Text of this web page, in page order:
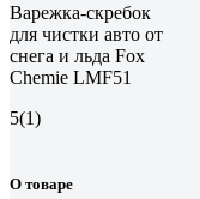
Варежка-скребок
для чистки авто от
снега и льда Fox
Chemie LMF51
5(1)
О товаре